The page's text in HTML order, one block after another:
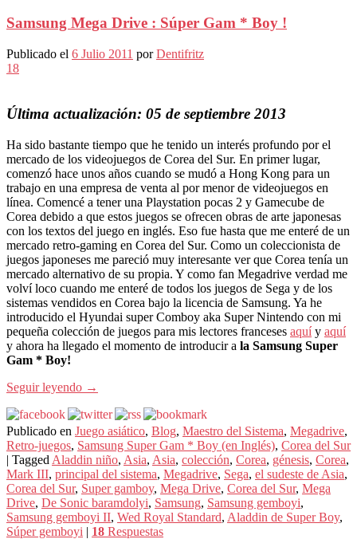
Samsung Mega Drive : Súper Gam * Boy !
Publicado el 6 Julio 2011 porDentifritz
18
Última actualización: 05 de septiembre 2013
Ha sido bastante tiempo que he tenido un interés profundo por el
mercado de los videojuegos de Corea del Sur. En primer lugar,
comenzó hace unos años cuando se mudó a Hong Kong para un
trabajo en una empresa de venta al por menor de videojuegos en
línea. Comencé a tener una Playstation pocas 2 y Gamecube de
Corea debido a que estos juegos se ofrecen obras de arte japonesas
con los textos del juego en inglés. Eso fue hasta que me enteré de un
mercado retro-gaming en Corea del Sur. Como un coleccionista de
juegos japoneses me pareció muy interesante ver que Corea tenía un
mercado alternativo de su propia. Y como fan Megadrive verdad me
volví loco cuando me enteré de todos los juegos de Sega y de los
sistemas vendidos en Corea bajo la licencia de Samsung. Ya he
introducido el Hyundai super Comboy aka Super Nintendo con mi
pequeña colección de juegos para mis lectores franceses aquíy aquí
y ahora ha llegado el momento de introducir a la Samsung Super
Gam * Boy!
Seguir leyendo →
Publicado en Juego asiático, Blog, Maestro del Sistema, Megadrive,
Retro-juegos, Samsung Super Gam * Boy (en Inglés), Corea del Sur
| Tagged Aladdin niño, Asia, Asia, colección, Corea, génesis, Corea,
Mark III, principal del sistema, Megadrive, Sega, el sudeste de Asia,
Corea del Sur, Super gamboy, Mega Drive, Corea del Sur, Mega
Drive, De Sonic baramdolyi, Samsung, Samsung gemboyi,
Samsung gemboyi II, Wed Royal Standard, Aladdin de Super Boy,
Súper gemboyi | 18 Respuestas